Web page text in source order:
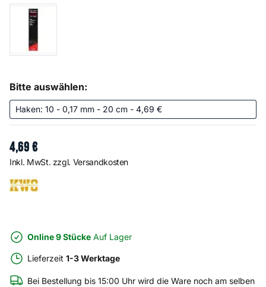
Bitte auswählen:
4,69€
Inkl. MwSt. zzgl. Versandkosten
Online 9 Stücke Auf Lager
Lieferzeit 1-3 Werktage
Bei Bestellung bis 15:00 Uhr wird die Ware noch am selben